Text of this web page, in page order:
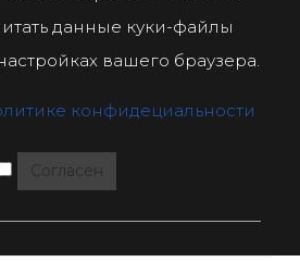
данные куки-файлы
вашего браузера.
конфидециальности
Согласен